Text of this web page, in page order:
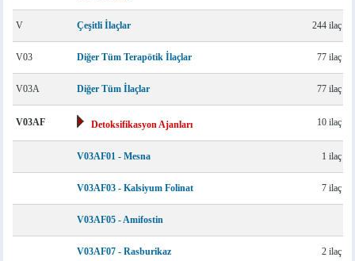
V Çeşitli İlaçlar 244 ilaç
V03 Diğer Tüm Terapötik İlaçlar 77 ilaç
V03A Diğer Tüm İlaçlar 77 ilaç
V03AF Detoksifikasyon Ajanları 10 ilaç
V03AF01 - Mesna 1 ilaç
V03AF03 - Kalsiyum Folinat 7 ilaç
V03AF05 - Amifostin
V03AF07 - Rasburikaz 2 ilaç